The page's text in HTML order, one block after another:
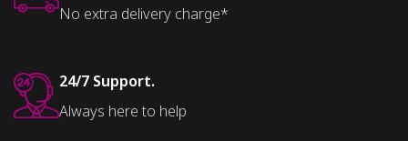
No extra delivery charge*
24/7 Support.
Always here to help